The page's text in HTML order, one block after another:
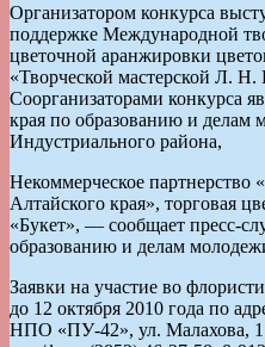
Организатором конкурса
поддержке Международной
цветочной аранжировки
«Творческой мастерской Л. Н.
Соорганизаторами конкурса
края по образованию и
Индустриального района,
Некоммерческое партнерство
Алтайского края», торговая
«Букет», — сообщает пресс-
образованию и делам
Заявки на участие во
до 12 октября 2010 года по
НПО «ПУ-42», ул. Малахова,